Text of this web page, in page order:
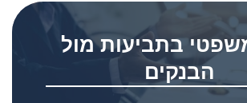
משפטי בתביעות מול
הבנקים